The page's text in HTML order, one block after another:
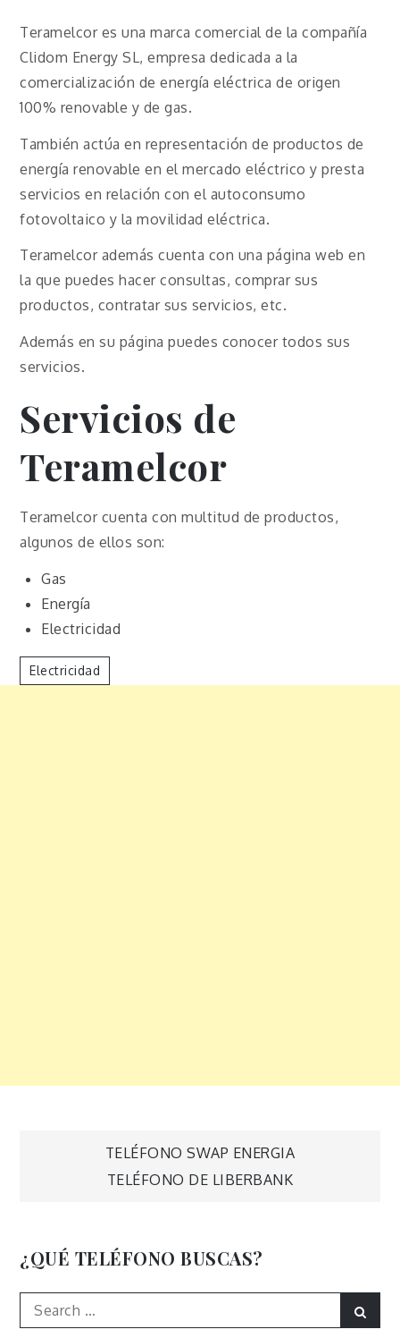
Teramelcor es una marca comercial de la compañía
Clidom Energy SL, empresa dedicada a la
comercialización de energía eléctrica de origen
100% renovable y de gas.
También actúa en representación de productos de
energía renovable en el mercado eléctrico y presta
servicios en relación con el autoconsumo
fotovoltaico y la movilidad eléctrica.
Teramelcor además cuenta con una página web en
la que puedes hacer consultas, comprar sus
productos, contratar sus servicios, etc.
Además en su página puedes conocer todos sus
servicios.
Servicios de
Teramelcor
Teramelcor cuenta con multitud de productos,
algunos de ellos son:
Gas
Energía
Electricidad
Electricidad
Navegación
entradas
TELÉFONO SWAP ENERGIA
TELÉFONO DE LIBERBANK
¿QUÉ TELÉFONO BUSCAS?
Search
for: